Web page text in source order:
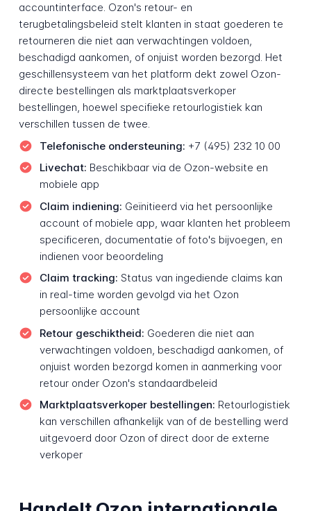
accountinterface. Ozon's retour- en
terugbetalingsbeleid stelt klanten in staat goederen te
retourneren die niet aan verwachtingen voldoen,
beschadigd aankomen, of onjuist worden bezorgd. Het
geschillensysteem van het platform dekt zowel Ozon-
directe bestellingen als marktplaatsverkoper
bestellingen, hoewel specifieke retourlogistiek kan
verschillen tussen de twee.
Telefonische ondersteuning: +7 (495) 232 10 00
Livechat: Beschikbaar via de Ozon-website en
mobiele app
Claim indiening: Geïnitieerd via het persoonlijke
account of mobiele app, waar klanten het probleem
specificeren, documentatie of foto's bijvoegen, en
indienen voor beoordeling
Claim tracking: Status van ingediende claims kan
in real-time worden gevolgd via het Ozon
persoonlijke account
Retour geschiktheid: Goederen die niet aan
verwachtingen voldoen, beschadigd aankomen, of
onjuist worden bezorgd komen in aanmerking voor
retour onder Ozon's standaardbeleid
Marktplaatsverkoper bestellingen: Retourlogistiek
kan verschillen afhankelijk van of de bestelling werd
uitgevoerd door Ozon of direct door de externe
verkoper